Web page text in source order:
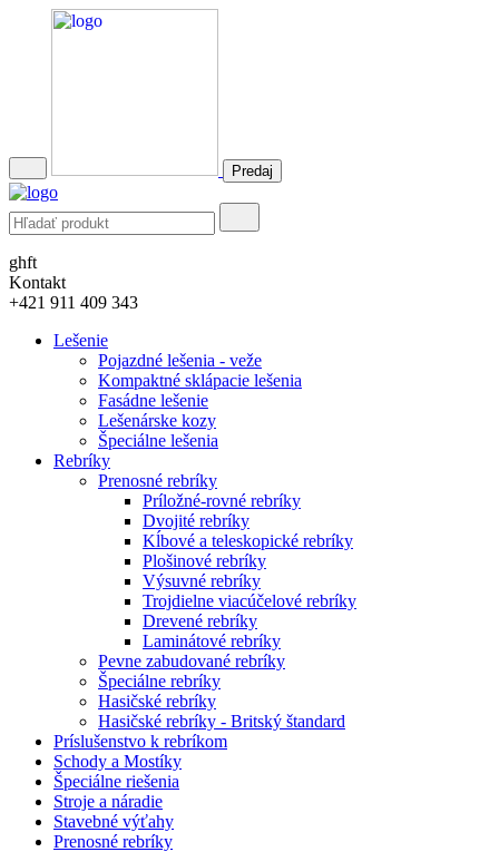
Predaj
ghft
Kontakt
+421 911 409 343
Lešenie
Pojazdné lešenia - veže
Kompaktné sklápacie lešenia
Fasádne lešenie
Lešenárske kozy
Špeciálne lešenia
Rebríky
Prenosné rebríky
Príložné-rovné rebríky
Dvojité rebríky
Kĺbové a teleskopické rebríky
Plošinové rebríky
Výsuvné rebríky
Trojdielne viacúčelové rebríky
Drevené rebríky
Laminátové rebríky
Pevne zabudované rebríky
Špeciálne rebríky
Hasičské rebríky
Hasičské rebríky - Britský štandard
Príslušenstvo k rebríkom
Schody a Mostíky
Špeciálne riešenia
Stroje a náradie
Stavebné výťahy
Prenosné rebríky